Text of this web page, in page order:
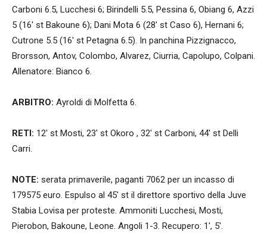
Carboni 6.5, Lucchesi 6; Birindelli 5.5, Pessina 6, Obiang 6, Azzi
5 (16′ st Bakoune 6); Dani Mota 6 (28′ st Caso 6), Hernani 6;
Cutrone 5.5 (16′ st Petagna 6.5). In panchina Pizzignacco,
Brorsson, Antov, Colombo, Alvarez, Ciurria, Capolupo, Colpani.
Allenatore: Bianco 6.
ARBITRO: Ayroldi di Molfetta 6.
RETI: 12′ st Mosti, 23′ st Okoro , 32′ st Carboni, 44′ st Delli
Carri.
NOTE: serata primaverile, paganti 7062 per un incasso di
179575 euro. Espulso al 45′ st il direttore sportivo della Juve
Stabia Lovisa per proteste. Ammoniti Lucchesi, Mosti,
Pierobon, Bakoune, Leone. Angoli 1-3. Recupero: 1′, 5′.